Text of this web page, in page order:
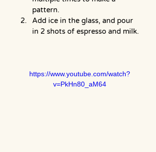
pattern.
Add ice in the glass, and pour
in 2 shots of espresso and milk.
https://www.youtube.com/watch?
v=PkHn80_aM64